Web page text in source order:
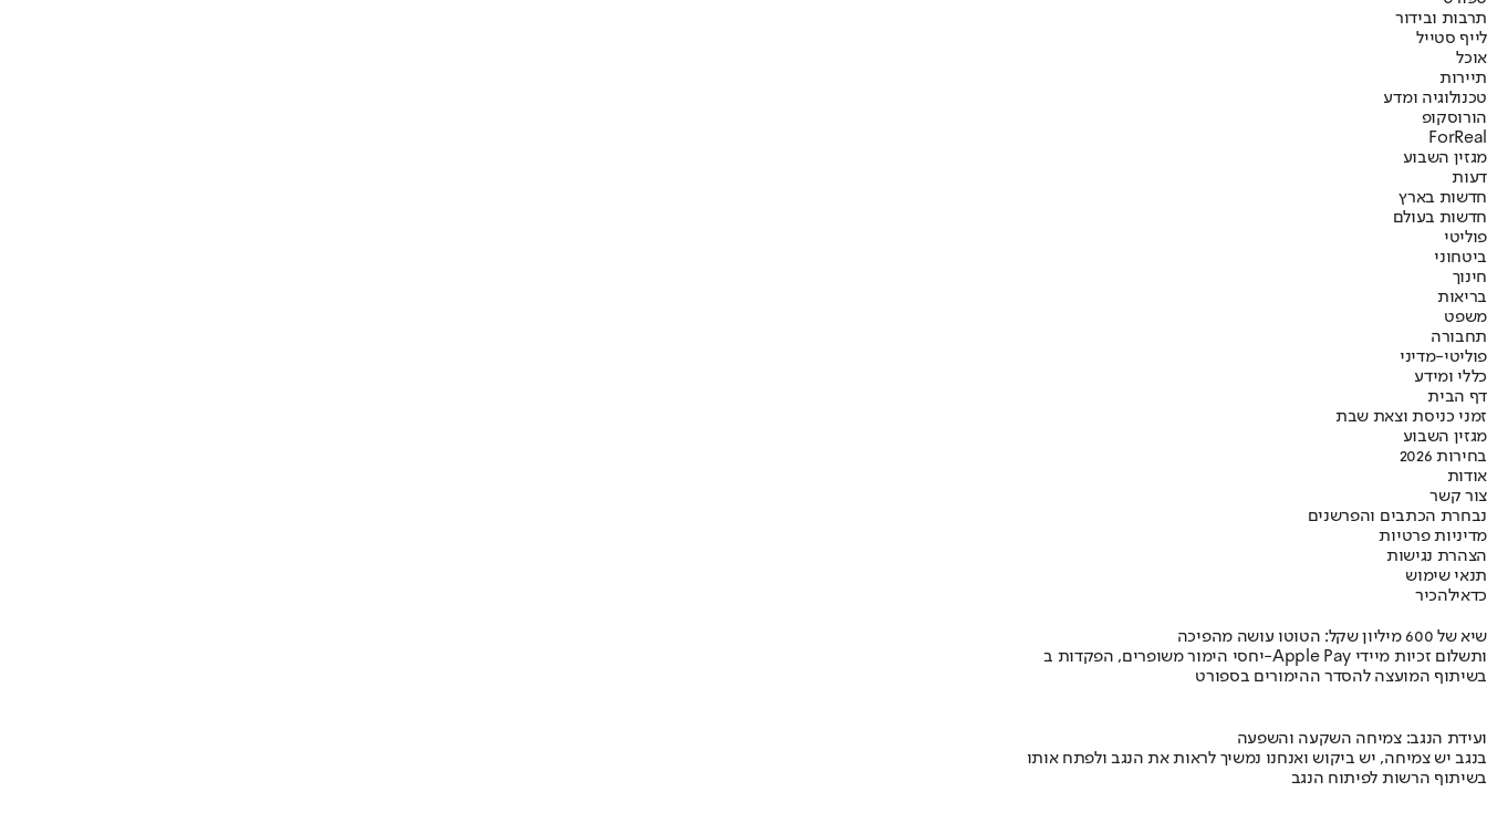
תרבות ובידור
לייף סטייל
אוכל
תיירות
טכנולוגיה ומדע
הורוסקופ
ForReal
מגזין השבוע
דעות
חדשות בארץ
חדשות בעולם
פוליטי
ביטחוני
חינוך
בריאות
משפט
תחבורה
פוליטי-מדיני
כללי ומידע
דף הבית
זמני כניסת וצאת שבת
מגזין השבוע
בחירות 2026
אודות
צור קשר
נבחרת הכתבים והפרשנים
מדיניות פרטיות
הצהרת נגישות
תנאי שימוש
כדאילהכיר
שיא של 600 מיליון שקל: הטוטו עושה מהפיכה
יחסי הימור משופרים, הפקדות ב-Apple Pay ותשלום זכיות מיידי
בשיתוף המועצה להסדר ההימורים בספורט
ועידת הנגב: צמיחה השקעה והשפעה
בנגב יש צמיחה, יש ביקוש ואנחנו נמשיך לראות את הנגב ולפתח אותו
בשיתוף הרשות לפיתוח הנגב